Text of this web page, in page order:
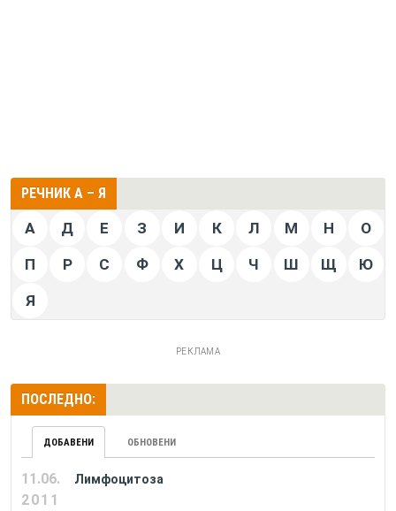
РЕЧНИК А – Я
А Д Е З И К Л М Н О
П Р С Ф Х Ц Ч Ш Щ Ю
Я
РЕКЛАМА
ПОСЛЕДНО:
ДОБАВЕНИ ОБНОВЕНИ
11.06.
2011
Лимфоцитоза